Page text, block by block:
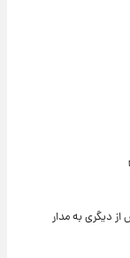
دیگری به مدار